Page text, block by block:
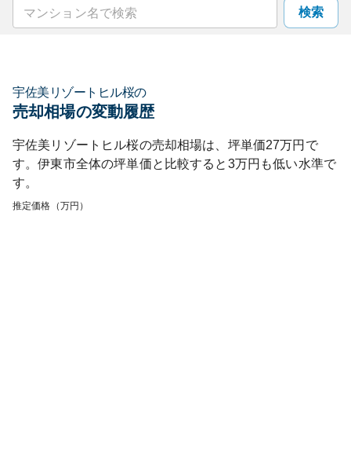
検索
宇佐美リゾートヒル桜の
売却相場の変動履歴
宇佐美リゾートヒル桜の売却相場は、坪単価27万円で
す。伊東市全体の坪単価と比較すると 3万円も低い水準で
す。
推定価格（万円）